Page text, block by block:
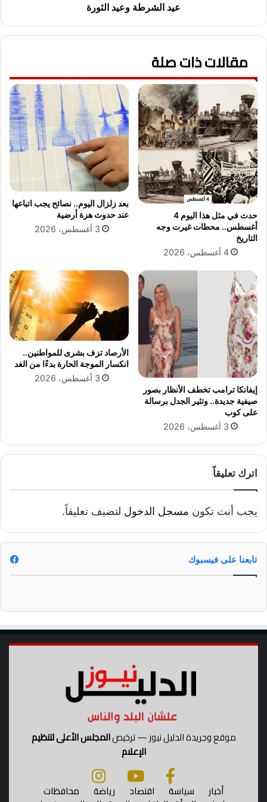
ت
ا
ل
ت
ص
و
ي
ر
ا
ل
ف
و
ت
و
غ
ف
ي
ث
و
ر
ة
عيد الشرطة وعيد الثورة
مقالات ذات صلة
حدث في مثل هذا اليوم 4
أغسطس.. محطات غيرت وجه
التاريخ
4 أغسطس، 2026
بعد زلزال اليوم.. نصائح يجب اتباعها
عند حدوث هزة أرضية
3 أغسطس، 2026
إيفانكا ترامب تخطف الأنظار بصور
صيفية جديدة.. وتثير الجدل برسالة
على كوب
3 أغسطس، 2026
الأرصاد تزف بشرى للمواطنين..
انكسار الموجة الحارة بدءًا من الغد
3 أغسطس، 2026
اترك تعليقاً
يجب أنت تكون مسجل الدخول لتضيف تعليقاً.
تابعنا على فيسبوك
موقع وجريدة الدليل نيوز — ترخيصالمجلس الأعلى لتنظيم
الإعلام
أخبار سياسة اقتصاد رياضة محافظات